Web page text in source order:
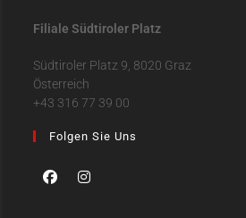
Filiale Südtiroler Platz
Südtiroler Platz 9, 8020 Graz
Österreich
+43 316 77 39 00
Folgen Sie Uns